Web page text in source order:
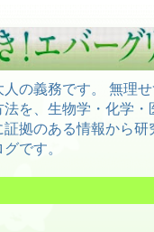
の義務です。 無理
法を、生物学・化学・
拠のある情報から研
です。